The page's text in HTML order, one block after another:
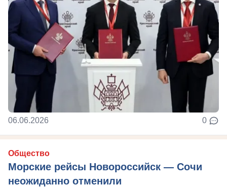
06.06.2026 0
Общество
Морские рейсы Новороссийск — Сочи
неожиданно отменили